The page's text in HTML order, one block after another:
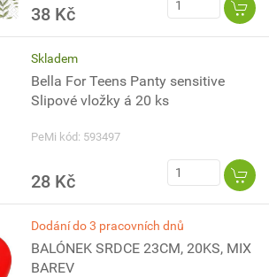
38 Kč
Skladem
Bella For Teens Panty sensitive
Slipové vložky á 20 ks
PeMi kód: 593497
28 Kč
Dodání do 3 pracovních dnů
BALÓNEK SRDCE 23CM, 20KS, MIX
BAREV